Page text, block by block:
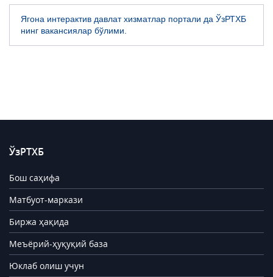
Ягона интерактив давлат хизматлар портали да ЎзРТХБ
нинг вакансиялар бўлими.
ЎзРТХБ
Бош саҳифа
Матбуот-маркази
Биржа ҳақида
Меъёрий-ҳуқуқий база
Юклаб олиш учун